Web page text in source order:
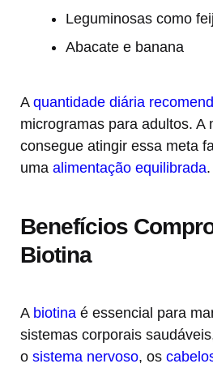
Leguminosas como
Abacate e banana
A quantidade diária
microgramas para adultos. A
consegue atingir essa meta
uma alimentação equilibrada.
Benefícios
Biotina
A biotina é essencial para
sistemas corporais
o sistema nervoso, os